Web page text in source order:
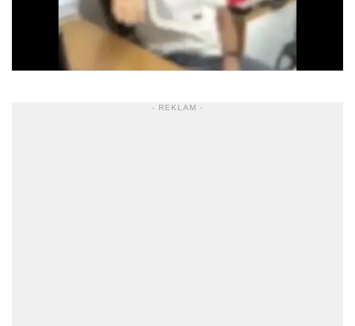
- REKLAM -